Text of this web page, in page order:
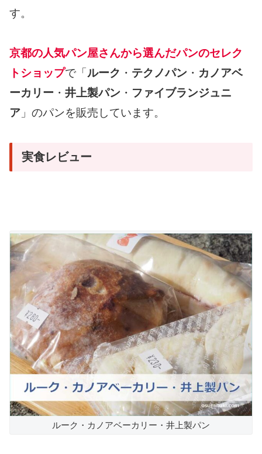
す。
京都の人気パン屋さんから選んだパンのセレク
トショップで「ルーク ・ テクノパン ・ カノアベ
ーカリー ・ 井上製パン ・ ファイブランジュニ
ア 」のパンを販売しています。
実食レビュー
ルーク・カノアベーカリー・井上製パン